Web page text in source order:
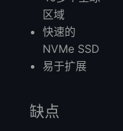
区域
快速的
NVMe SSD
易于扩展
缺点